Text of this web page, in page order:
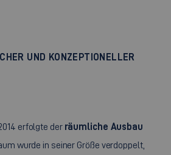
UND KONZEPTIONELLER
erfolgte der räumliche Ausbau
wurde in seiner Größe verdoppelt,